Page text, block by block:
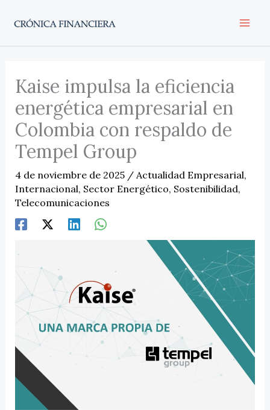
Kaise impulsa la eficiencia
energética empresarial en
Colombia con respaldo de
Tempel Group
4 de noviembre de 2025 / Actualidad Empresarial,
Internacional, Sector Energético, Sostenibilidad,
Telecomunicaciones